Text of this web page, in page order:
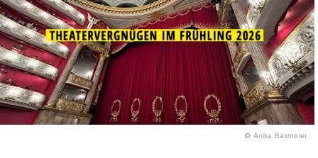
© Anika Baxmeier